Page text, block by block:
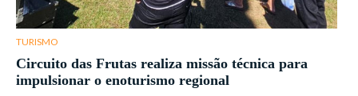
TURISMO
Circuito das Frutas realiza missão técnica para
impulsionar o enoturismo regional